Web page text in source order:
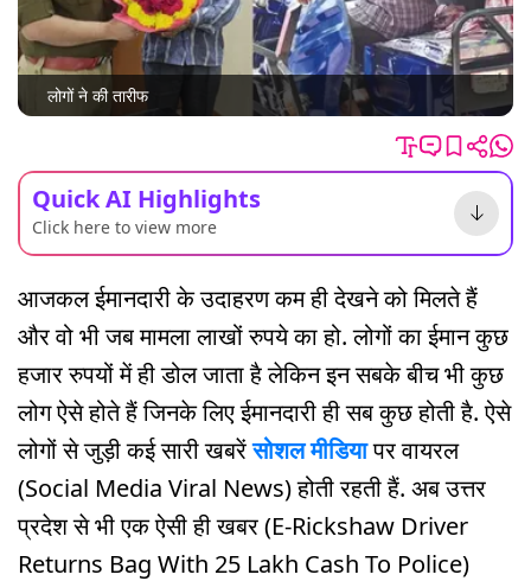
लोगों ने की तारीफ
Quick AI Highlights
Click here to view more
आजकल ईमानदारी के उदाहरण कम ही देखने को मिलते हैं
और वो भी जब मामला लाखों रुपये का हो. लोगों का ईमान कुछ
हजार रुपयों में ही डोल जाता है लेकिन इन सबके बीच भी कुछ
लोग ऐसे होते हैं जिनके लिए ईमानदारी ही सब कुछ होती है. ऐसे
लोगों से जुड़ी कई सारी खबरेंसोशल मीडियापर वायरल
(Social Media Viral News) होती रहती हैं. अब उत्तर
प्रदेश से भी एक ऐसी ही खबर (E-Rickshaw Driver
Returns Bag With 25 Lakh Cash To Police)